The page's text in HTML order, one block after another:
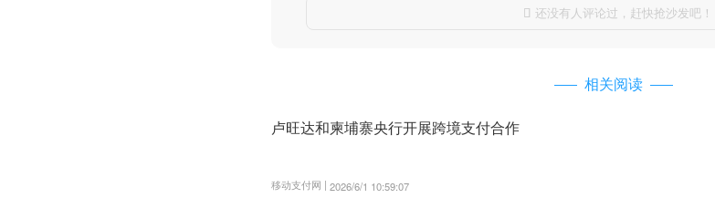
 还没有人评论过，赶快抢沙发吧！
相关阅读
卢旺达和柬埔寨央行开展跨境支付合作
移动支付网 | 2026/6/1 10:59:07